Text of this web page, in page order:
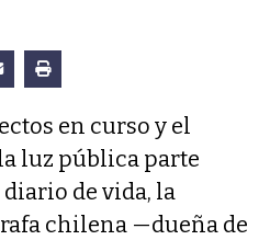
en curso y el
luz pública parte
de vida, la
chilena —dueña de